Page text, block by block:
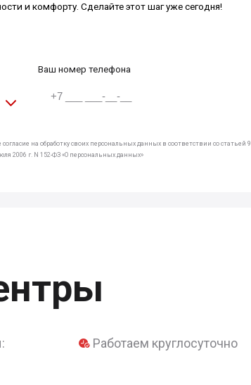
и комфорту. Сделайте этот шаг уже сегодня!
Ваш номер телефона
на обработку своих персональных данных в соответствии со статьей 9
2006 г. N 152-ФЗ «О персональных данных»
Работаем круглосуточно